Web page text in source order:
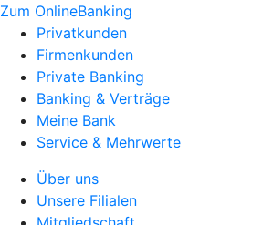
Zum OnlineBanking
Privatkunden
Firmenkunden
Private Banking
Banking & Verträge
Meine Bank
Service & Mehrwerte
Über uns
Unsere Filialen